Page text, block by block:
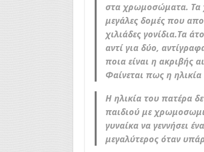
στα χρωμοσώματα. Τα
μεγάλες δομές που
χιλιάδες γονίδια.Τα
αντί για δύο,
ποια είναι η ακριβής
Φαίνεται πως η
Η ηλικία του πατέρα
παιδιού με
γυναίκα να γεννήσει
μεγαλύτερος όταν